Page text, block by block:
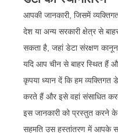
आपकी जानकारी, जिसमें
देश या अन्य सरकारी क्षेत्र से
सकता है, जहां डेटा संरक्षण
यदि आप चीन से बाहर स्थित हैं
कृपया ध्यान दें कि हम व्यक्तिगत
करते हैं और इसे वहां संसाधित
इस जानकारी को प्रस्तुत करने के
सहमति उस हस्तांतरण में आपके